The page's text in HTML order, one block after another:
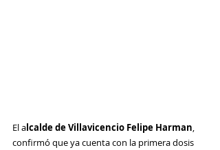
El alcalde de Villavicencio Felipe Harman,
confirmó que ya cuenta con la primera dosis